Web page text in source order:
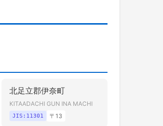
北足立郡伊奈町
KITAADACHI GUN INA MACHI
JIS: 11301 〒 13